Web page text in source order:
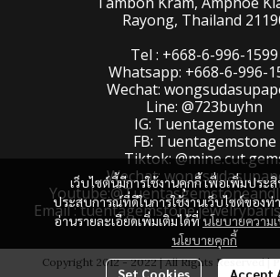
เว็บไซต์นี้มีการใช้งานคุกกี้ เพื่อเพิ่มประ
ประสบการณ์ที่ดีในการใช้งานเว็บไซต์ของท่
อ่านรายละเอียดเพิ่มเติมได้ที่นโยบายความ
นโยบายคุกกี้
Set Cookies Accept
Rayong, Thailand
Tel : +668-6-996-1599
Whatsapp: +668-6-996-
Wechat:
Line: @723buyhn
IG: Tuentagemstone
FB: Tuentagemstone
Tiktok:
Wechat:
Email :
Copyright 2012 - 2022 | All Rights Reserved |